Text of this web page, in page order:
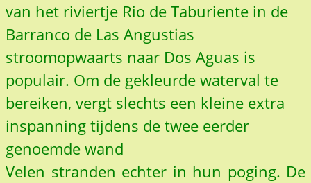
van het riviertje Rio de Taburiente in de
Barranco de Las Angustias
stroomopwaarts naar Dos Aguas is
populair. Om de gekleurde waterval te
bereiken, vergt slechts een kleine extra
inspanning tijdens de twee eerder
genoemde wand
Velen stranden echter in hun poging. De